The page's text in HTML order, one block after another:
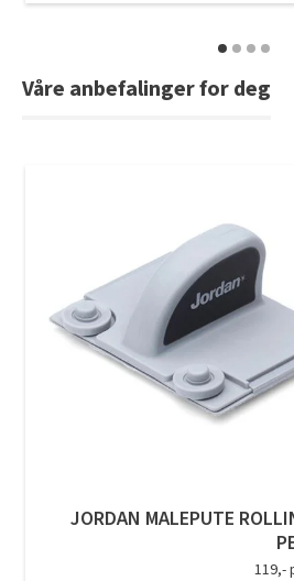
Våre anbefalinger for deg
JORDAN MALEPUTE
119,-